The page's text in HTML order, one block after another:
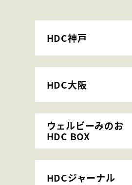
HDC神戸
HDC大阪
ウェルビーみのお
HDC BOX
HDCジャーナル